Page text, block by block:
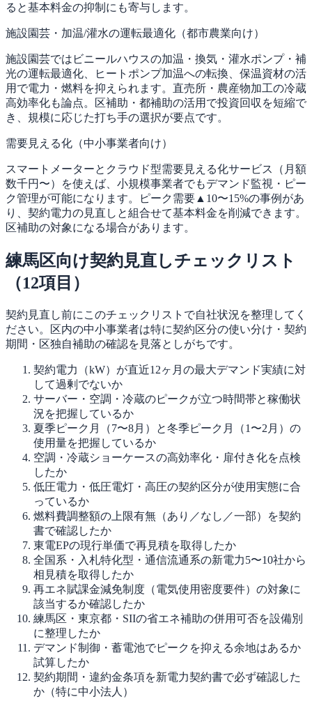
ると基本料金の抑制にも寄与します。
施設園芸・加温/灌水の運転最適化（都市農業向け）
施設園芸ではビニールハウスの加温・換気・灌水ポンプ・補
光の運転最適化、ヒートポンプ加温への転換、保温資材の活
用で電力・燃料を抑えられます。直売所・農産物加工の冷蔵
高効率化も論点。区補助・都補助の活用で投資回収を短縮で
き、規模に応じた打ち手の選択が要点です。
需要見える化（中小事業者向け）
スマートメーターとクラウド型需要見える化サービス（月額
数千円〜）を使えば、小規模事業者でもデマンド監視・ピー
ク管理が可能になります。ピーク需要▲10〜15%の事例があ
り、契約電力の見直しと組合せて基本料金を削減できます。
区補助の対象になる場合があります。
練馬区向け契約見直しチェックリスト
（12項目）
契約見直し前にこのチェックリストで自社状況を整理してく
ださい。区内の中小事業者は特に契約区分の使い分け・契約
期間・区独自補助の確認を見落としがちです。
契約電力（kW）が直近12ヶ月の最大デマンド実績に対
して過剰でないか
サーバー・空調・冷蔵のピークが立つ時間帯と稼働状
況を把握しているか
夏季ピーク月（7〜8月）と冬季ピーク月（1〜2月）の
使用量を把握しているか
空調・冷蔵ショーケースの高効率化・扉付き化を点検
したか
低圧電力・低圧電灯・高圧の契約区分が使用実態に合
っているか
燃料費調整額の上限有無（あり／なし／一部）を契約
書で確認したか
東電EPの現行単価で再見積を取得したか
全国系・入札特化型・通信流通系の新電力5〜10社から
相見積を取得したか
再エネ賦課金減免制度（電気使用密度要件）の対象に
該当するか確認したか
練馬区・東京都・SIIの省エネ補助の併用可否を設備別
に整理したか
デマンド制御・蓄電池でピークを抑える余地はあるか
試算したか
契約期間・違約金条項を新電力契約書で必ず確認した
か（特に中小法人）